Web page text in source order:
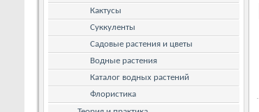
Кактусы
Суккуленты
Садовые растения и цветы
Водные растения
Каталог водных растений
Флористика